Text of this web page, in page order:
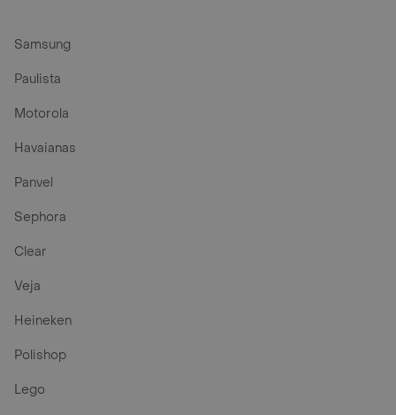
Samsung
Paulista
Motorola
Havaianas
Panvel
Sephora
Clear
Veja
Heineken
Polishop
Lego